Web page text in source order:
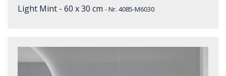
Light Mint - 60 x 30 cm - Nr. 4085-M6030